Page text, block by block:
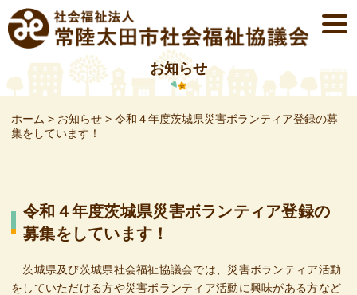
Skip
to
content
お知らせ
ホーム > お知らせ > 令和４年度茨城県災害ボランティア登録の募
集をしています！
令和４年度茨城県災害ボランティア登録の
募集をしています！
茨城県及び茨城県社会福祉協議会では、災害ボランティア活動
をしていただける方や災害ボランティア活動に興味がある方など